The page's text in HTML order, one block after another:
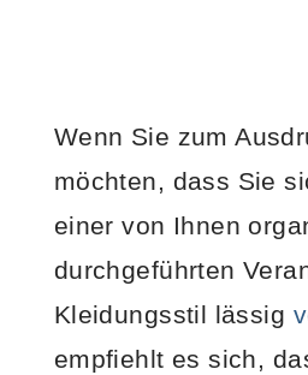
Wenn Sie zum
möchten, dass Sie
einer von Ihnen
durchgeführten
Kleidungsstil lässig
empfiehlt es sich,